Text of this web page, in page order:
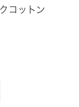
コットン